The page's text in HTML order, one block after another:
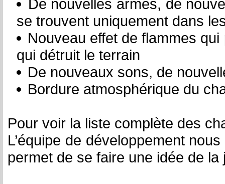
De nouvelles armes, de
se trouvent uniquement dans
Nouveau effet de flammes
qui détruit le terrain
De nouveaux sons, de
Bordure atmosphérique du
Pour voir la liste complète des
L’équipe de développement
permet de se faire une idée de la